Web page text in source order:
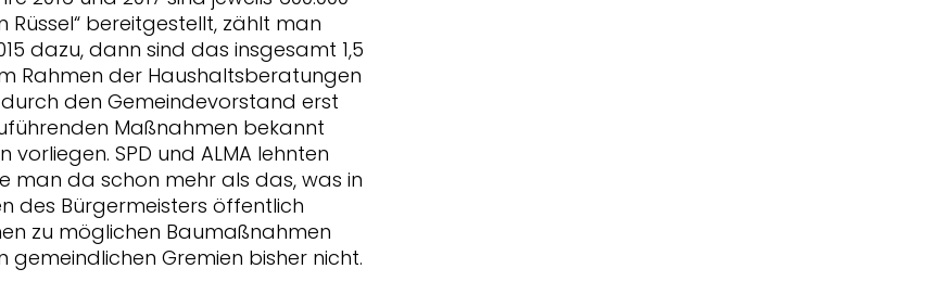
Rüssel“ bereitgestellt, zählt man
dazu, dann sind das insgesamt 1,5
Rahmen der Haushaltsberatungen
den Gemeindevorstand erst
Maßnahmen bekannt
SPD und ALMA lehnten
man da schon mehr als das, was in
des Bürgermeisters öffentlich
zu möglichen Baumaßnahmen
Gremien bisher nicht.